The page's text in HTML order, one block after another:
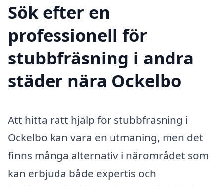
Sök efter en
professionell för
stubbfräsning i andra
städer nära Ockelbo
Att hitta rätt hjälp för stubbfräsning i
Ockelbo kan vara en utmaning, men det
finns många alternativ i närområdet som
kan erbjuda både expertis och